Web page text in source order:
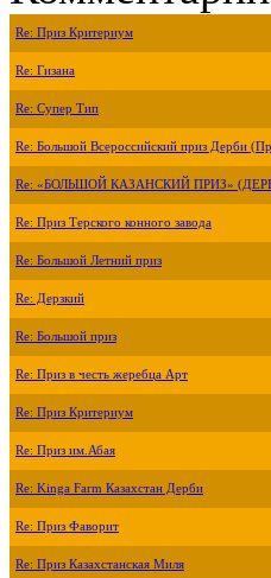
Re: Приз Критериум
Re: Гизана
Re: Супер Тип
Re: Большой Всероссийский приз Дерби
Re: «БОЛЬШОЙ КАЗАНСКИЙ ПРИЗ»
Re: Приз Терского конного завода
Re: Большой Летний приз
Re: Дерзкий
Re: Большой приз
Re: Приз в честь жеребца Арт
Re: Приз Критериум
Re: Приз им.Абая
Re: Kinga Farm Казахстан Дерби
Re: Приз Фаворит
Re: Приз Казахстанская Миля